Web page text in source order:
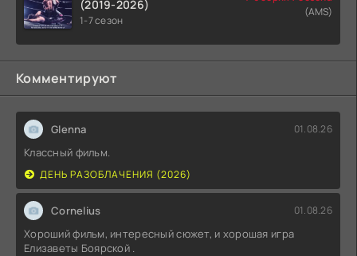
(2019-2026)
1-7 сезон
(AMS)
Комментируют
Glenna 01.08.26
Классный фильм.
ДЕНЬ РАЗОБЛАЧЕНИЯ (2026)
Cornelius 01.08.26
Хороший фильм, интересный сюжет, и хорошая игра
Елизаветы Боярской .